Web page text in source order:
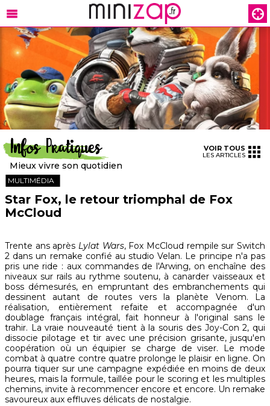
Infos Pratiques
Mieux vivre son quotidien
VOIR TOUS
LES ARTICLES
MULTIMÉDIA
Star Fox, le retour triomphal de Fox
McCloud
Trente ans après Lylat Wars, Fox McCloud rempile sur Switch
2 dans un remake confié au studio Velan. Le principe n'a pas
pris une ride : aux commandes de l'Arwing, on enchaîne des
niveaux sur rails au rythme soutenu, à canarder vaisseaux et
boss démesurés, en empruntant des embranchements qui
dessinent autant de routes vers la planète Venom. La
réalisation, entièrement refaite et accompagnée d'un
doublage français intégral, fait honneur à l'original sans le
trahir. La vraie nouveauté tient à la souris des Joy-Con 2, qui
dissocie pilotage et tir avec une précision grisante, jusqu'en
coopération où un équipier se charge de viser. Le mode
combat à quatre contre quatre prolonge le plaisir en ligne. On
pourra tiquer sur une campagne expédiée en moins de deux
heures, mais la formule, taillée pour le scoring et les multiples
chemins, invite à recommencer encore et encore. Un remake
savoureux aux effluves délicats de nostalgie.